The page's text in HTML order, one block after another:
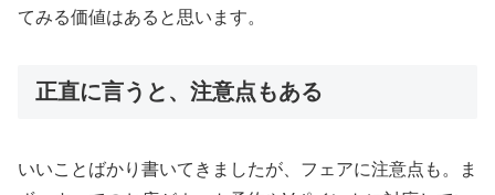
てみる価値はあると思います。
正直に言うと、注意点もある
いいことばかり書いてきましたが、フェアに注意点も。ま